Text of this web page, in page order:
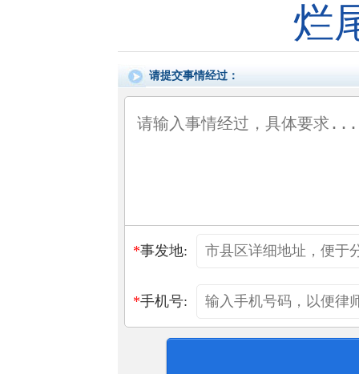
烂
请提交事情经过：
*事发地:
*手机号: